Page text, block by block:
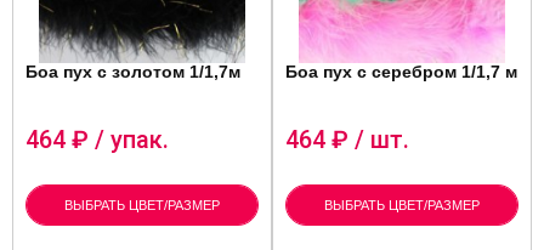
Боа пух с золотом 1/1,7м
464 ₽ / упак.
ВЫБРАТЬ ЦВЕТ/РАЗМЕР
Боа пух с серебром 1/1,7 м
464 ₽ / шт.
ВЫБРАТЬ ЦВЕТ/РАЗМЕР